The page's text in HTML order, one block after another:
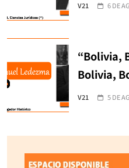
V21 6 DE
“Bolivia,
Bolivia,
V21 5 DE